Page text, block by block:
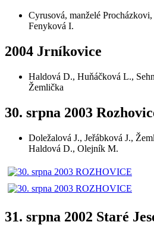
Cyrusová, manželé
Fenyková I.
2004 Jrníkovice
Haldová D., Huňáčková L.,
Žemlička
30. srpna 2003
Doležalová J., Jeřábková J.,
Haldová D., Olejník M.
31. srpna 2002 Staré